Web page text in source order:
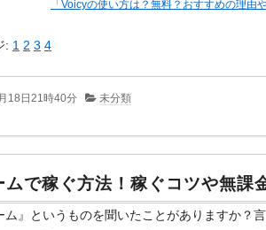
「Voicyの使い方は？無料？おすすめの理
: 1 2 3 4
18日21時40分 未分類
ムで稼ぐ方法！稼ぐコツや無課
ム』というものを聞いたことがありますか？